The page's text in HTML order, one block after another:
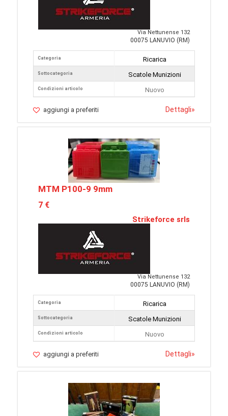
Via Nettunense 132
00075 LANUVIO (RM)
Categoria
Sottocategoria
Condizioni articolo
Ricarica
Scatole Munizioni
Nuovo
aggiungi a preferiti Dettagli»
MTM P100-9 9mm
7 €
Strikeforce srls
Via Nettunense 132
00075 LANUVIO (RM)
Categoria
Sottocategoria
Condizioni articolo
Ricarica
Scatole Munizioni
Nuovo
aggiungi a preferiti Dettagli»